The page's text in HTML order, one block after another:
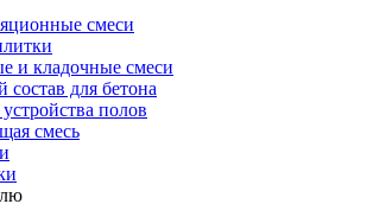
смеси
и кладочные смеси
для бетона
полов
смесь